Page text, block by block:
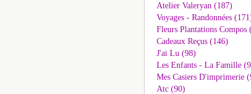
Atelier Valeryan (187)
Voyages - Randonnées
Fleurs Plantations Compos
Cadeaux Reçus (146)
J'ai Lu (98)
Les Enfants - La Famille
Mes Casiers D'imprimerie
Atc (90)